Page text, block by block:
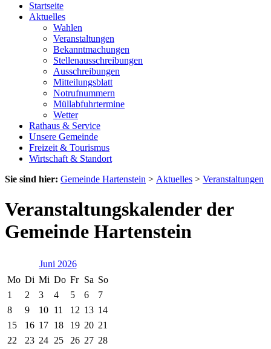
Startseite
Aktuelles
Wahlen
Veranstaltungen
Bekanntmachungen
Stellenausschreibungen
Ausschreibungen
Mitteilungsblatt
Notrufnummern
Müllabfuhrtermine
Wetter
Rathaus & Service
Unsere Gemeinde
Freizeit & Tourismus
Wirtschaft & Standort
Sie sind hier: Gemeinde Hartenstein > Aktuelles > Veranstaltungen
Veranstaltungskalender der
Gemeinde Hartenstein
Juni 2026
Mo Di Mi Do Fr Sa So
1
2 3 4 5 6
7
8
9 10 11 12 13 14
15
16 17 18 19 20 21
22
23 24 25 26 27 28